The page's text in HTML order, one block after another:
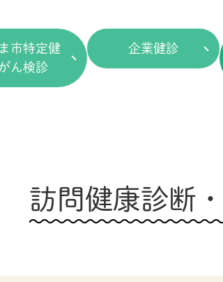
市特定健
ん検診
企業健診
訪問健康診断